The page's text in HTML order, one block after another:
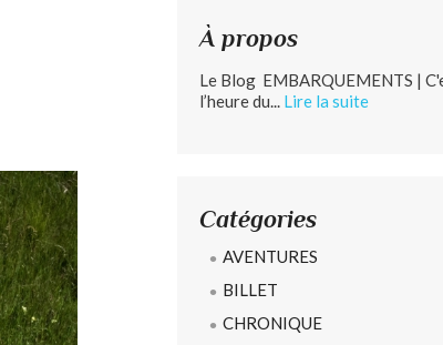
À propos
Le Blog EMBARQUEMENTS |
l’heure du... Lire la suite
Catégories
AVENTURES
BILLET
CHRONIQUE